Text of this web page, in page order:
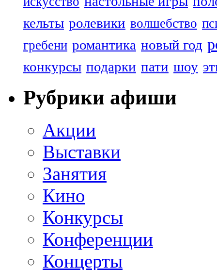
кельты ролевики волшебство
гребени романтика новый год
конкурсы подарки пати шоу
Рубрики афиши
Акции
Выставки
Занятия
Кино
Конкурсы
Конференции
Концерты